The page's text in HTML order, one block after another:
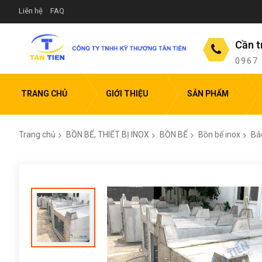
Liên hệ FAQ
Cần
0967
TRANG CHỦ GIỚI THIỆU SẢN PHẨM
Trang chủ BỒN BỂ, THIẾT BỊ INOX BỒN BỂ Bồn bể inox
phần